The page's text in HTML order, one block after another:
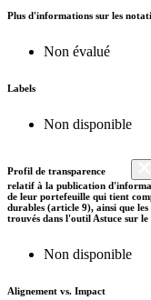
Plus d'informations sur les
Non évalué
Labels
Non disponible
Profil de transparence
relatif à la publication
de leur portefeuille qui tient
durables (article 9), ainsi que
trouvés dans l'outil Astuce sur
Non disponible
Alignement vs. Impact